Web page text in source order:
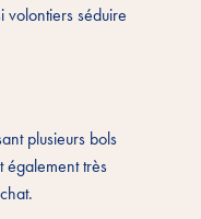
volontiers séduire
plusieurs bols
également très